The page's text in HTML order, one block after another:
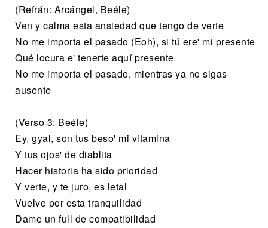
(Refrán: Arcángel, Beéle)
Ven y calma esta ansiedad que tengo de verte
No me importa el pasado (Eoh), si tú ere' mi presente
Qué locura e' tenerte aquí presente
No me importa el pasado, mientras ya no sigas
ausente
(Verso 3: Beéle)
Ey, gyal, son tus beso' mi vitamina
Y tus ojos' de diablita
Hacer historia ha sido prioridad
Y verte, y te juro, es letal
Vuelve por esta tranquilidad
Dame un full de compatibilidad